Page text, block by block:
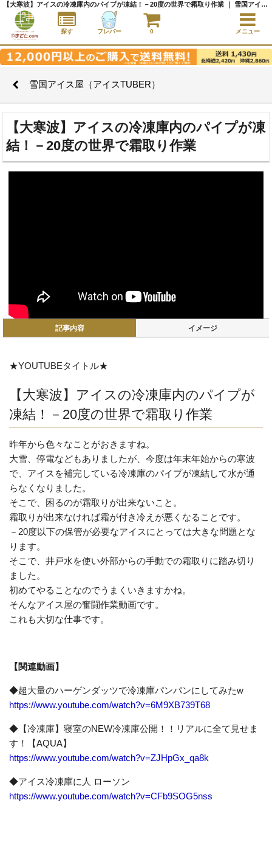
雪国アイス屋（アイスTUBER）
【大寒波】アイスの冷凍庫内のパイプが凍
結！－20度の世界で霜取り作業
記事内容 イメージ
★YOUTUBEタイトル★
【大寒波】アイスの冷凍庫内のパイプが
凍結！－20度の世界で霜取り作業
昨年から色々なことがおきますね。
大雪、停電などもありましたが、今度は年末年始からの寒波
で、アイスを補完している冷凍庫のパイプが凍結して水が通
らなくなりました。
そこで、困るのが霜取りが出来ないこと。
霜取りが出来なければ霜が付き冷えが悪くなることです。
－20度以下の保管が必要なアイスにとっては大きな問題とな
ります。
そこで、井戸水を使い外部からの手動での霜取りに踏み切り
ました。
初めてやることなのでうまくいきますかね。
そんなアイス屋の奮闘作業動画です。
これも大切な仕事です。
【関連動画】
◆超大量のハーゲンダッツで冷凍庫パンパンにしてみたw
https://www.youtube.com/watch?v=6M9XB739T68
◆【冷凍庫】寝室のNEW冷凍庫公開！！リアルに全て見せま
す！【AQUA】
https://www.youtube.com/watch?v=ZJHpGx_qa8k
◆アイス冷凍庫に人 ローソン
https://www.youtube.com/watch?v=CFb9SOG5nss
【大寒波】アイスの冷凍庫内のパイプが凍結！－20度の世界で霜取り作業 ｜ 雪国アイス屋（アイスTUBER） ｜アイスクリーム通販サイト｜アイスクリームギフト│全国にご当地アイスをお届け - やまざと.com
探す フレバー 0 メニュー